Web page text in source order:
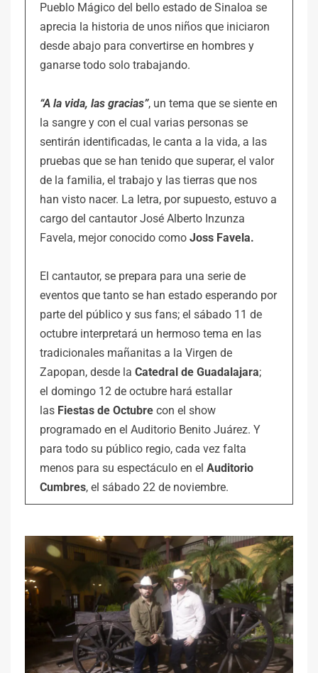
Pueblo Mágico del bello estado de Sinaloa se
aprecia la historia de unos niños que iniciaron
desde abajo para convertirse en hombres y
ganarse todo solo trabajando.
“A la vida, las gracias”, un tema que se siente en
la sangre y con el cual varias personas se
sentirán identificadas, le canta a la vida, a las
pruebas que se han tenido que superar, el valor
de la familia, el trabajo y las tierras que nos
han visto nacer. La letra, por supuesto, estuvo a
cargo del cantautor José Alberto Inzunza
Favela, mejor conocido como Joss Favela.
El cantautor, se prepara para una serie de
eventos que tanto se han estado esperando por
parte del público y sus fans; el sábado 11 de
octubre interpretará un hermoso tema en las
tradicionales mañanitas a la Virgen de
Zapopan, desde la Catedral de Guadalajara;
el domingo 12 de octubre hará estallar
las Fiestas de Octubre con el show
programado en el Auditorio Benito Juárez. Y
para todo su público regio, cada vez falta
menos para su espectáculo en el Auditorio
Cumbres, el sábado 22 de noviembre.